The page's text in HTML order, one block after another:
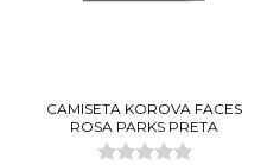
CAMISETA KOROVA FACES
ROSA PARKS PRETA